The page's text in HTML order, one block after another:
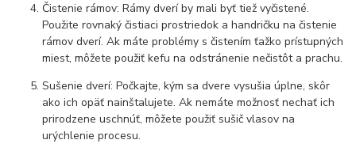
Čistenie rámov: Rámy dverí by mali byť tiež vyčistené.
Použite rovnaký čistiaci prostriedok a handričku na čistenie
rámov dverí. Ak máte problémy s čistením ťažko prístupných
miest, môžete použiť kefu na odstránenie nečistôt a prachu.
Sušenie dverí: Počkajte, kým sa dvere vysušia úplne, skôr
ako ich opäť nainštalujete. Ak nemáte možnosť nechať ich
prirodzene uschnúť, môžete použiť sušič vlasov na
urýchlenie procesu.